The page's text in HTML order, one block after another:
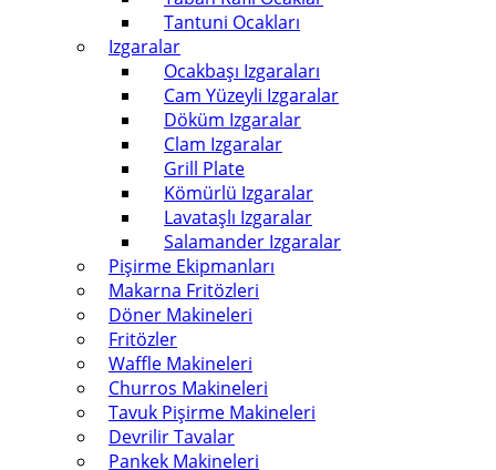
Tantuni Ocakları
Izgaralar
Ocakbaşı Izgaraları
Cam Yüzeyli Izgaralar
Döküm Izgaralar
Clam Izgaralar
Grill Plate
Kömürlü Izgaralar
Lavataşlı Izgaralar
Salamander Izgaralar
Pişirme Ekipmanları
Makarna Fritözleri
Döner Makineleri
Fritözler
Waffle Makineleri
Churros Makineleri
Tavuk Pişirme Makineleri
Devrilir Tavalar
Pankek Makineleri